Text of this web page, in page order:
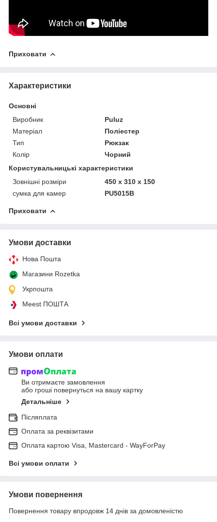
Приховати
Характеристики
Основні
Виробник
Puluz
Матеріал
Поліестер
Тип
Рюкзак
Колір
Чорний
Користувальницькі характеристики
Зовнішні розміри
450 х 310 х 150
сумка для камер
PU5015B
Приховати
Умови доставки
Нова Пошта
Магазини Rozetka
Укрпошта
Meest ПОШТА
Всі умови доставки
Умови оплати
Ви отримаєте замовлення
або гроші повернуться на вашу картку
Детальніше
Післяплата
Оплата за реквізитами
Оплата картою Visa, Mastercard - WayForPay
Всі умови оплати
Умови повернення
Повернення товару впродовж 14 днів за домовленістю